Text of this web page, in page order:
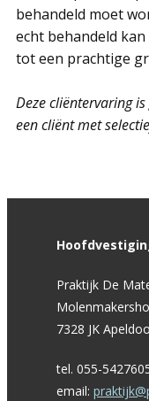
behandeld moet
echt behandeld
tot een prachtige
Deze cliëntervaring
een cliënt met
Praktijk De
7328 JK
tel. 055-
email: